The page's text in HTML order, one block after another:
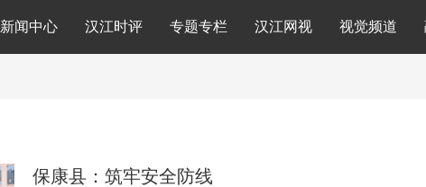
新闻中心 汉江时评 专题专栏 汉江网视 视觉频道
保康县：筑牢安全防线